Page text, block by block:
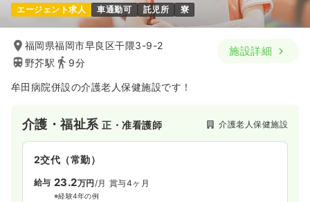
エージェント求人 車通勤可 託児所 寮
福岡県福岡市早良区干隈3-9-2
野芥駅
9分
施設詳細
牟田病院併設の介護老人保健施設です！
介護・福祉系正・准看護師 介護老人保健施設
2交代（常勤）
給与 23.2万円/月 賞与4ヶ月
※経験4年の例